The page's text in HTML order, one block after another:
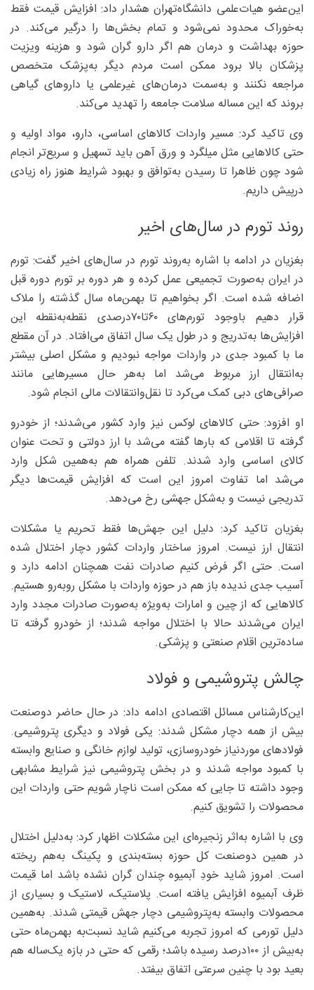
این‌عضو هیات‌علمی دانشگاه‌تهران هشدار داد: افزایش قیمت فقط
به‌خوراک محدود نمی‌شود و تمام بخش‌ها را درگیر می‌کند. در
حوزه بهداشت و درمان هم اگر دارو گران شود و هزینه ویزیت
پزشکان بالا برود ممکن است مردم دیگر به‌پزشک متخصص
مراجعه نکنند و به‌سمت درمان‌های غیرعلمی یا داروهای گیاهی
بروند که این مساله سلامت جامعه را تهدید می‌کند.
وی تاکید کرد: مسیر واردات کالاهای اساسی، دارو، مواد اولیه و
حتی کالاهایی مثل میلگرد و ورق آهن باید تسهیل و سریع‌تر انجام
شود چون ظاهرا تا رسیدن به‌توافق و بهبود شرایط هنوز راه زیادی
درپیش داریم.
روند تورم در سال‌های اخیر
بغزیان در ادامه با اشاره به‌روند تورم در سال‌های اخیر گفت: تورم
در ایران به‌صورت تجمیعی عمل کرده و هر دوره بر تورم دوره قبل
اضافه شده است. اگر بخواهیم تا بهمن‌ماه سال گذشته را ملاک
قرار دهیم باوجود تورم‌های ۶۰تا۷۰‌درصدی نقطه‌به‌نقطه این
افزایش‌ها به‌تدریج و در طول یک سال اتفاق می‌افتاد. در آن مقطع
ما با کمبود جدی در واردات مواجه نبودیم و مشکل اصلی بیشتر
به‌انتقال ارز مربوط می‌شد اما به‌هر حال مسیرهایی مانند
صرافی‌های دبی کمک می‌کرد تا نقل‌وانتقالات مالی انجام شود.
او افزود: حتی کالاهای لوکس نیز وارد کشور می‌شدند؛ از خودرو
گرفته تا اقلامی که بارها گفته می‌شد با ارز دولتی و تحت عنوان
کالای اساسی وارد شدند. تلفن همراه هم به‌همین شکل وارد
می‌شد اما تفاوت امروز این است که افزایش قیمت‌ها دیگر
تدریجی نیست و به‌شکل جهشی رخ می‌دهد.
بغزیان تاکید کرد: دلیل این جهش‌ها فقط تحریم یا مشکلات
انتقال ارز نیست. امروز ساختار واردات کشور دچار اختلال شده
است. حتی اگر فرض کنیم صادرات نفت همچنان ادامه دارد و
آسیب جدی ندیده باز هم در حوزه واردات با مشکل روبه‌رو هستیم.
کالاهایی که از چین و امارات به‌ویژه به‌صورت صادرات مجدد وارد
ایران می‌شدند حالا با اختلال مواجه شدند؛ از خودرو گرفته تا
ساده‌ترین اقلام صنعتی و پزشکی.
چالش پتروشیمی و فولاد
این‌کارشناس مسائل اقتصادی ادامه داد: در حال حاضر دوصنعت
بیش از همه دچار مشکل شدند: یکی فولاد و دیگری پتروشیمی.
فولادهای موردنیاز خودروسازی، تولید لوازم خانگی و صنایع وابسته
با کمبود مواجه شدند و در بخش پتروشیمی نیز شرایط مشابهی
وجود داشته تا جایی که ممکن است ناچار شویم حتی واردات این
محصولات را تشویق کنیم.
وی با اشاره به‌اثر زنجیره‌ای این مشکلات اظهار کرد: به‌دلیل اختلال
در همین دوصنعت کل حوزه بسته‌بندی و پکینگ به‌هم ریخته
است. امروز شاید خودِ آبمیوه چندان گران نشده باشد اما قیمت
ظرف آبمیوه افزایش یافته است. پلاستیک، لاستیک و بسیاری از
محصولات وابسته به‌پتروشیمی دچار جهش قیمتی شدند. به‌همین
دلیل تورمی که امروز تجربه می‌کنیم شاید نسبت‌به ‌بهمن‌ماه حتی
به‌بیش از ۱۰۰‌درصد رسیده باشد؛ رقمی که حتی در بازه یک‌ساله هم
بعید بود با چنین سرعتی اتفاق بیفتد.